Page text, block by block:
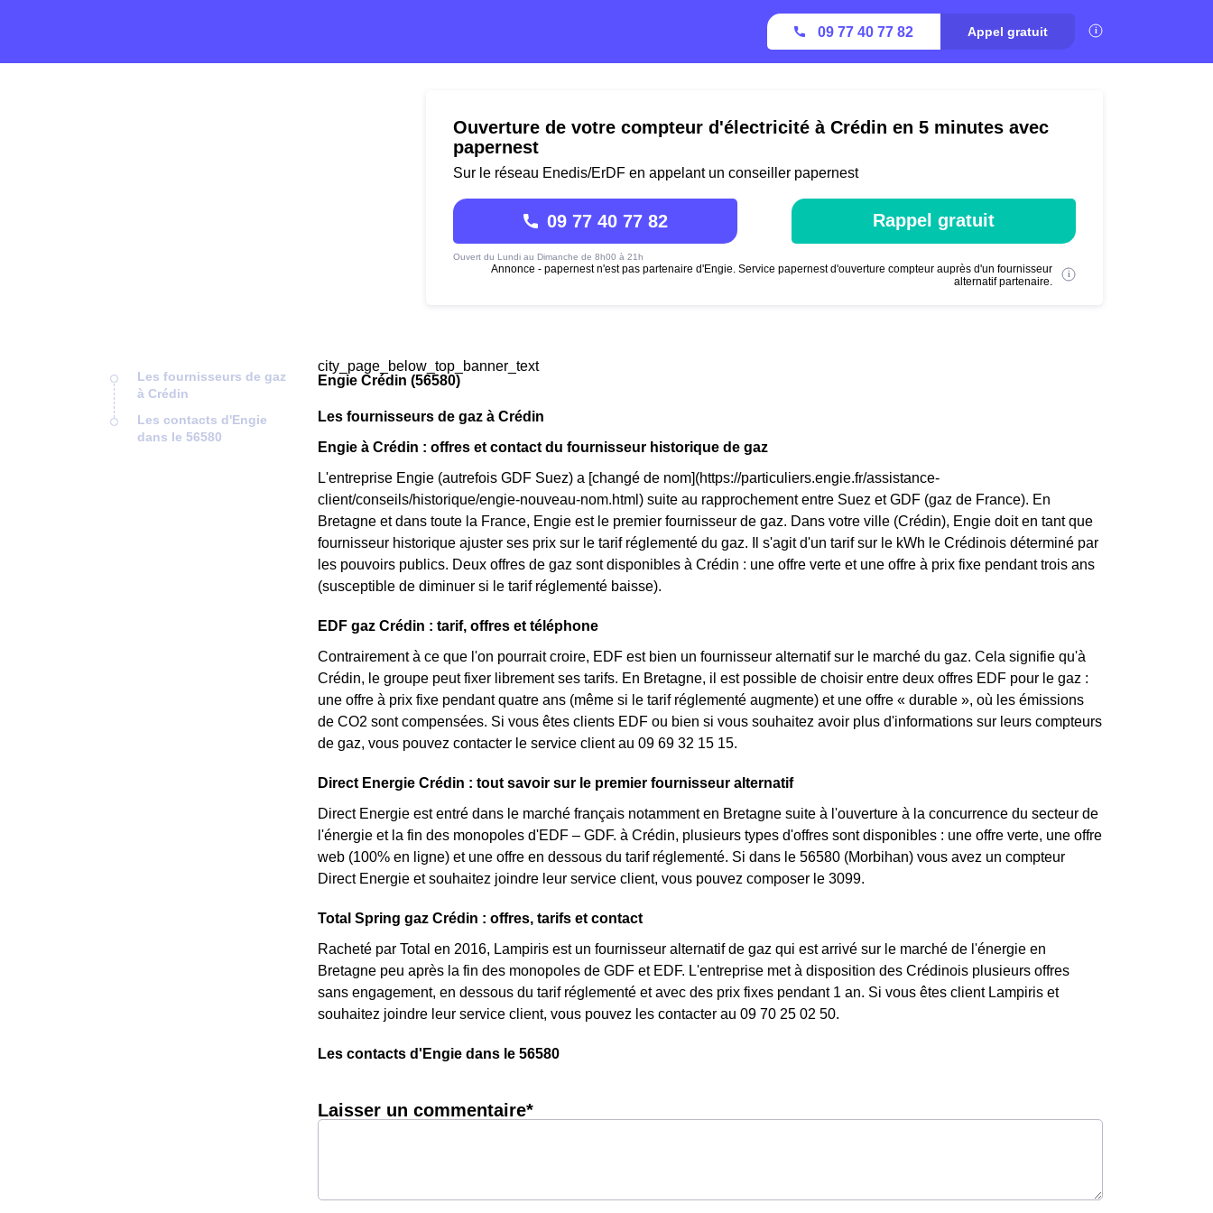
09 77 40 77 82 Appel gratuit
Ouverture de votre compteur d'électricité à Crédin en 5 minutes avec
papernest
Sur le réseau Enedis/ErDF en appelant un conseiller papernest
09 77 40 77 82
Ouvert du Lundi au Dimanche de 8h00 à 21h
Rappel gratuit
Annonce - papernest n'est pas partenaire d'Engie. Service papernest d'ouverture compteur auprès d'un fournisseur
alternatif partenaire.
Les fournisseurs de gaz
à Crédin
Les contacts d'Engie
dans le 56580
city_page_below_top_banner_text
Engie Crédin (56580)
Les fournisseurs de gaz à Crédin
Engie à Crédin : offres et contact du fournisseur historique de gaz
L'entreprise Engie (autrefois GDF Suez) a [changé de nom](https://particuliers.engie.fr/assistance-
client/conseils/historique/engie-nouveau-nom.html) suite au rapprochement entre Suez et GDF (gaz de France). En
Bretagne et dans toute la France, Engie est le premier fournisseur de gaz. Dans votre ville (Crédin), Engie doit en tant que
fournisseur historique ajuster ses prix sur le tarif réglementé du gaz. Il s'agit d'un tarif sur le kWh le Crédinois déterminé par
les pouvoirs publics. Deux offres de gaz sont disponibles à Crédin : une offre verte et une offre à prix fixe pendant trois ans
(susceptible de diminuer si le tarif réglementé baisse).
EDF gaz Crédin : tarif, offres et téléphone
Contrairement à ce que l'on pourrait croire, EDF est bien un fournisseur alternatif sur le marché du gaz. Cela signifie qu'à
Crédin, le groupe peut fixer librement ses tarifs. En Bretagne, il est possible de choisir entre deux offres EDF pour le gaz :
une offre à prix fixe pendant quatre ans (même si le tarif réglementé augmente) et une offre « durable », où les émissions
de CO2 sont compensées. Si vous êtes clients EDF ou bien si vous souhaitez avoir plus d'informations sur leurs compteurs
de gaz, vous pouvez contacter le service client au 09 69 32 15 15.
Direct Energie Crédin : tout savoir sur le premier fournisseur alternatif
Direct Energie est entré dans le marché français notamment en Bretagne suite à l'ouverture à la concurrence du secteur de
l'énergie et la fin des monopoles d'EDF – GDF. à Crédin, plusieurs types d'offres sont disponibles : une offre verte, une offre
web (100% en ligne) et une offre en dessous du tarif réglementé. Si dans le 56580 (Morbihan) vous avez un compteur
Direct Energie et souhaitez joindre leur service client, vous pouvez composer le 3099.
Total Spring gaz Crédin : offres, tarifs et contact
Racheté par Total en 2016, Lampiris est un fournisseur alternatif de gaz qui est arrivé sur le marché de l'énergie en
Bretagne peu après la fin des monopoles de GDF et EDF. L'entreprise met à disposition des Crédinois plusieurs offres
sans engagement, en dessous du tarif réglementé et avec des prix fixes pendant 1 an. Si vous êtes client Lampiris et
souhaitez joindre leur service client, vous pouvez les contacter au 09 70 25 02 50.
Les contacts d'Engie dans le 56580
Laisser un commentaire*